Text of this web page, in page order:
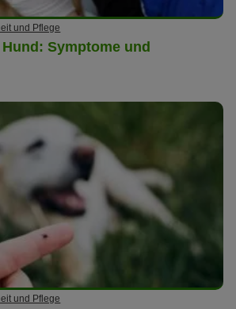
und Pflege
Symptome und
und Pflege